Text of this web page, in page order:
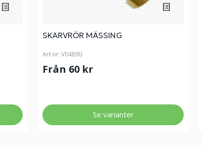
SKARVRÖR MÄSSING
Art nr: V04890
Från 60 kr
Se varianter